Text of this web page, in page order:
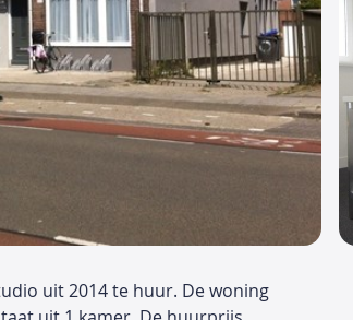
uit 2014 te huur. De woning